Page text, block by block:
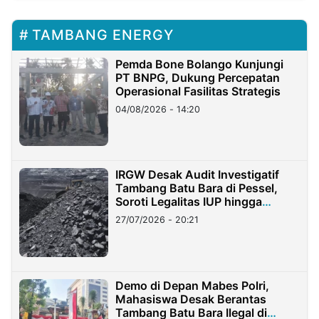
TAMBANG ENERGY
Pemda Bone Bolango Kunjungi
PT BNPG, Dukung Percepatan
Operasional Fasilitas Strategis
04/08/2026 - 14:20
IRGW Desak Audit Investigatif
Tambang Batu Bara di Pessel,
Soroti Legalitas IUP hingga
Stockpile
27/07/2026 - 20:21
Demo di Depan Mabes Polri,
Mahasiswa Desak Berantas
Tambang Batu Bara Ilegal di